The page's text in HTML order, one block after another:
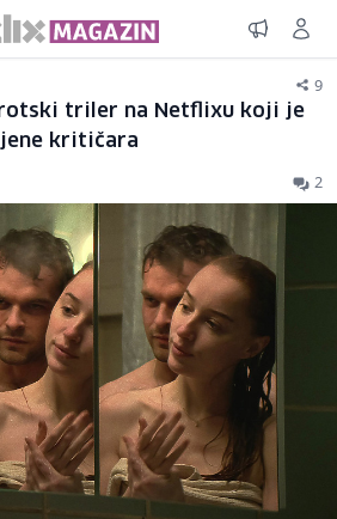
9
triler na Netflixu koji je
kritičara
2